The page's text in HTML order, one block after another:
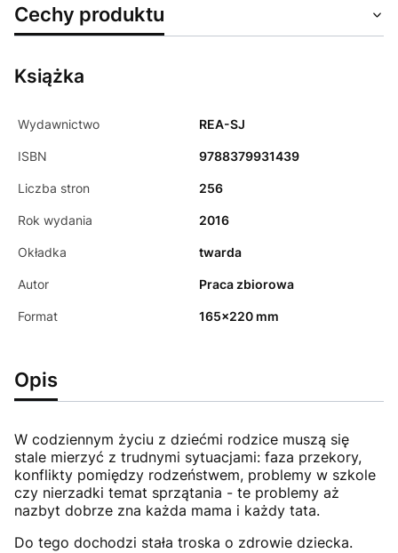
Cechy produktu
Książka
Wydawnictwo REA-SJ
ISBN 9788379931439
Liczba stron 256
Rok wydania 2016
Okładka twarda
Autor Praca zbiorowa
Format 165x220 mm
Opis
W codziennym życiu z dziećmi rodzice muszą się
stale mierzyć z trudnymi sytuacjami: faza przekory,
konflikty pomiędzy rodzeństwem, problemy w szkole
czy nierzadki temat sprzątania - te problemy aż
nazbyt dobrze zna każda mama i każdy tata.
Do tego dochodzi stała troska o zdrowie dziecka.